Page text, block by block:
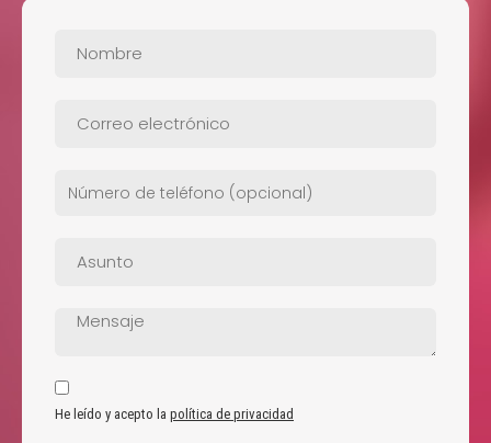
He leído y acepto la política de privacidad